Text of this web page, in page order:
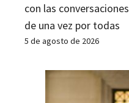
con las
de una vez por todas
5 de agosto de 2026